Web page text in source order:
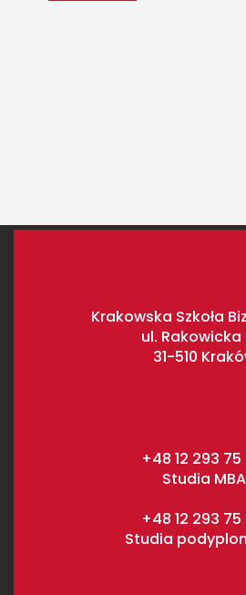
Krakowska Szkoła
ul. Rakowicka
31-510
+48 12 293 75
Studia MBA
+48 12 293 75
Studia